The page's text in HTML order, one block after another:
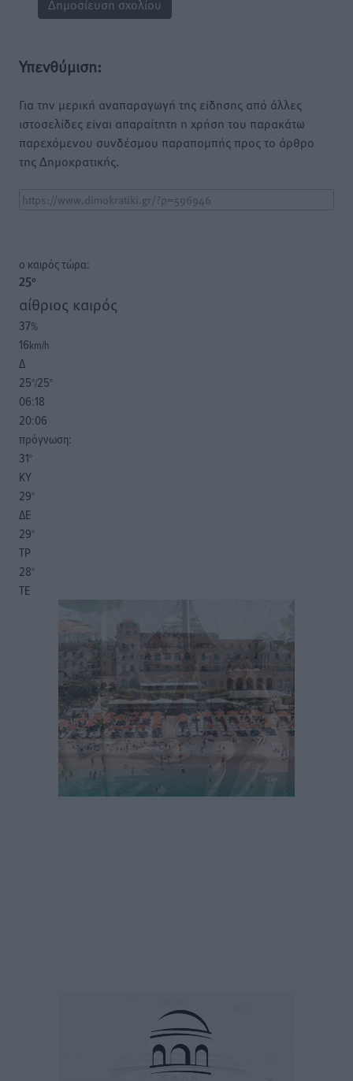
Υπενθύμιση:
Για την μερική αναπαραγωγή της είδησης από άλλες
ιστοσελίδες είναι απαραίτητη η χρήση του παρακάτω
παρεχόμενου συνδέσμου παραπομπής προς το άρθρο
της Δημοκρατικής.
o καιρός τώρα:
25°
αίθριος καιρός
37%
16km/h
Δ
25°/25°
06:18
20:06
πρόγνωση:
31°
ΚΥ
29°
ΔΕ
29°
ΤΡ
28°
ΤΕ